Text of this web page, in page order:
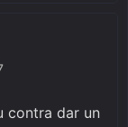
contra dar un